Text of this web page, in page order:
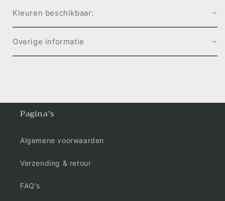
Kleuren beschikbaar:
Overige informatie
Pagina's
Algemene voorwaarden
Verzending & retour
FAQ's